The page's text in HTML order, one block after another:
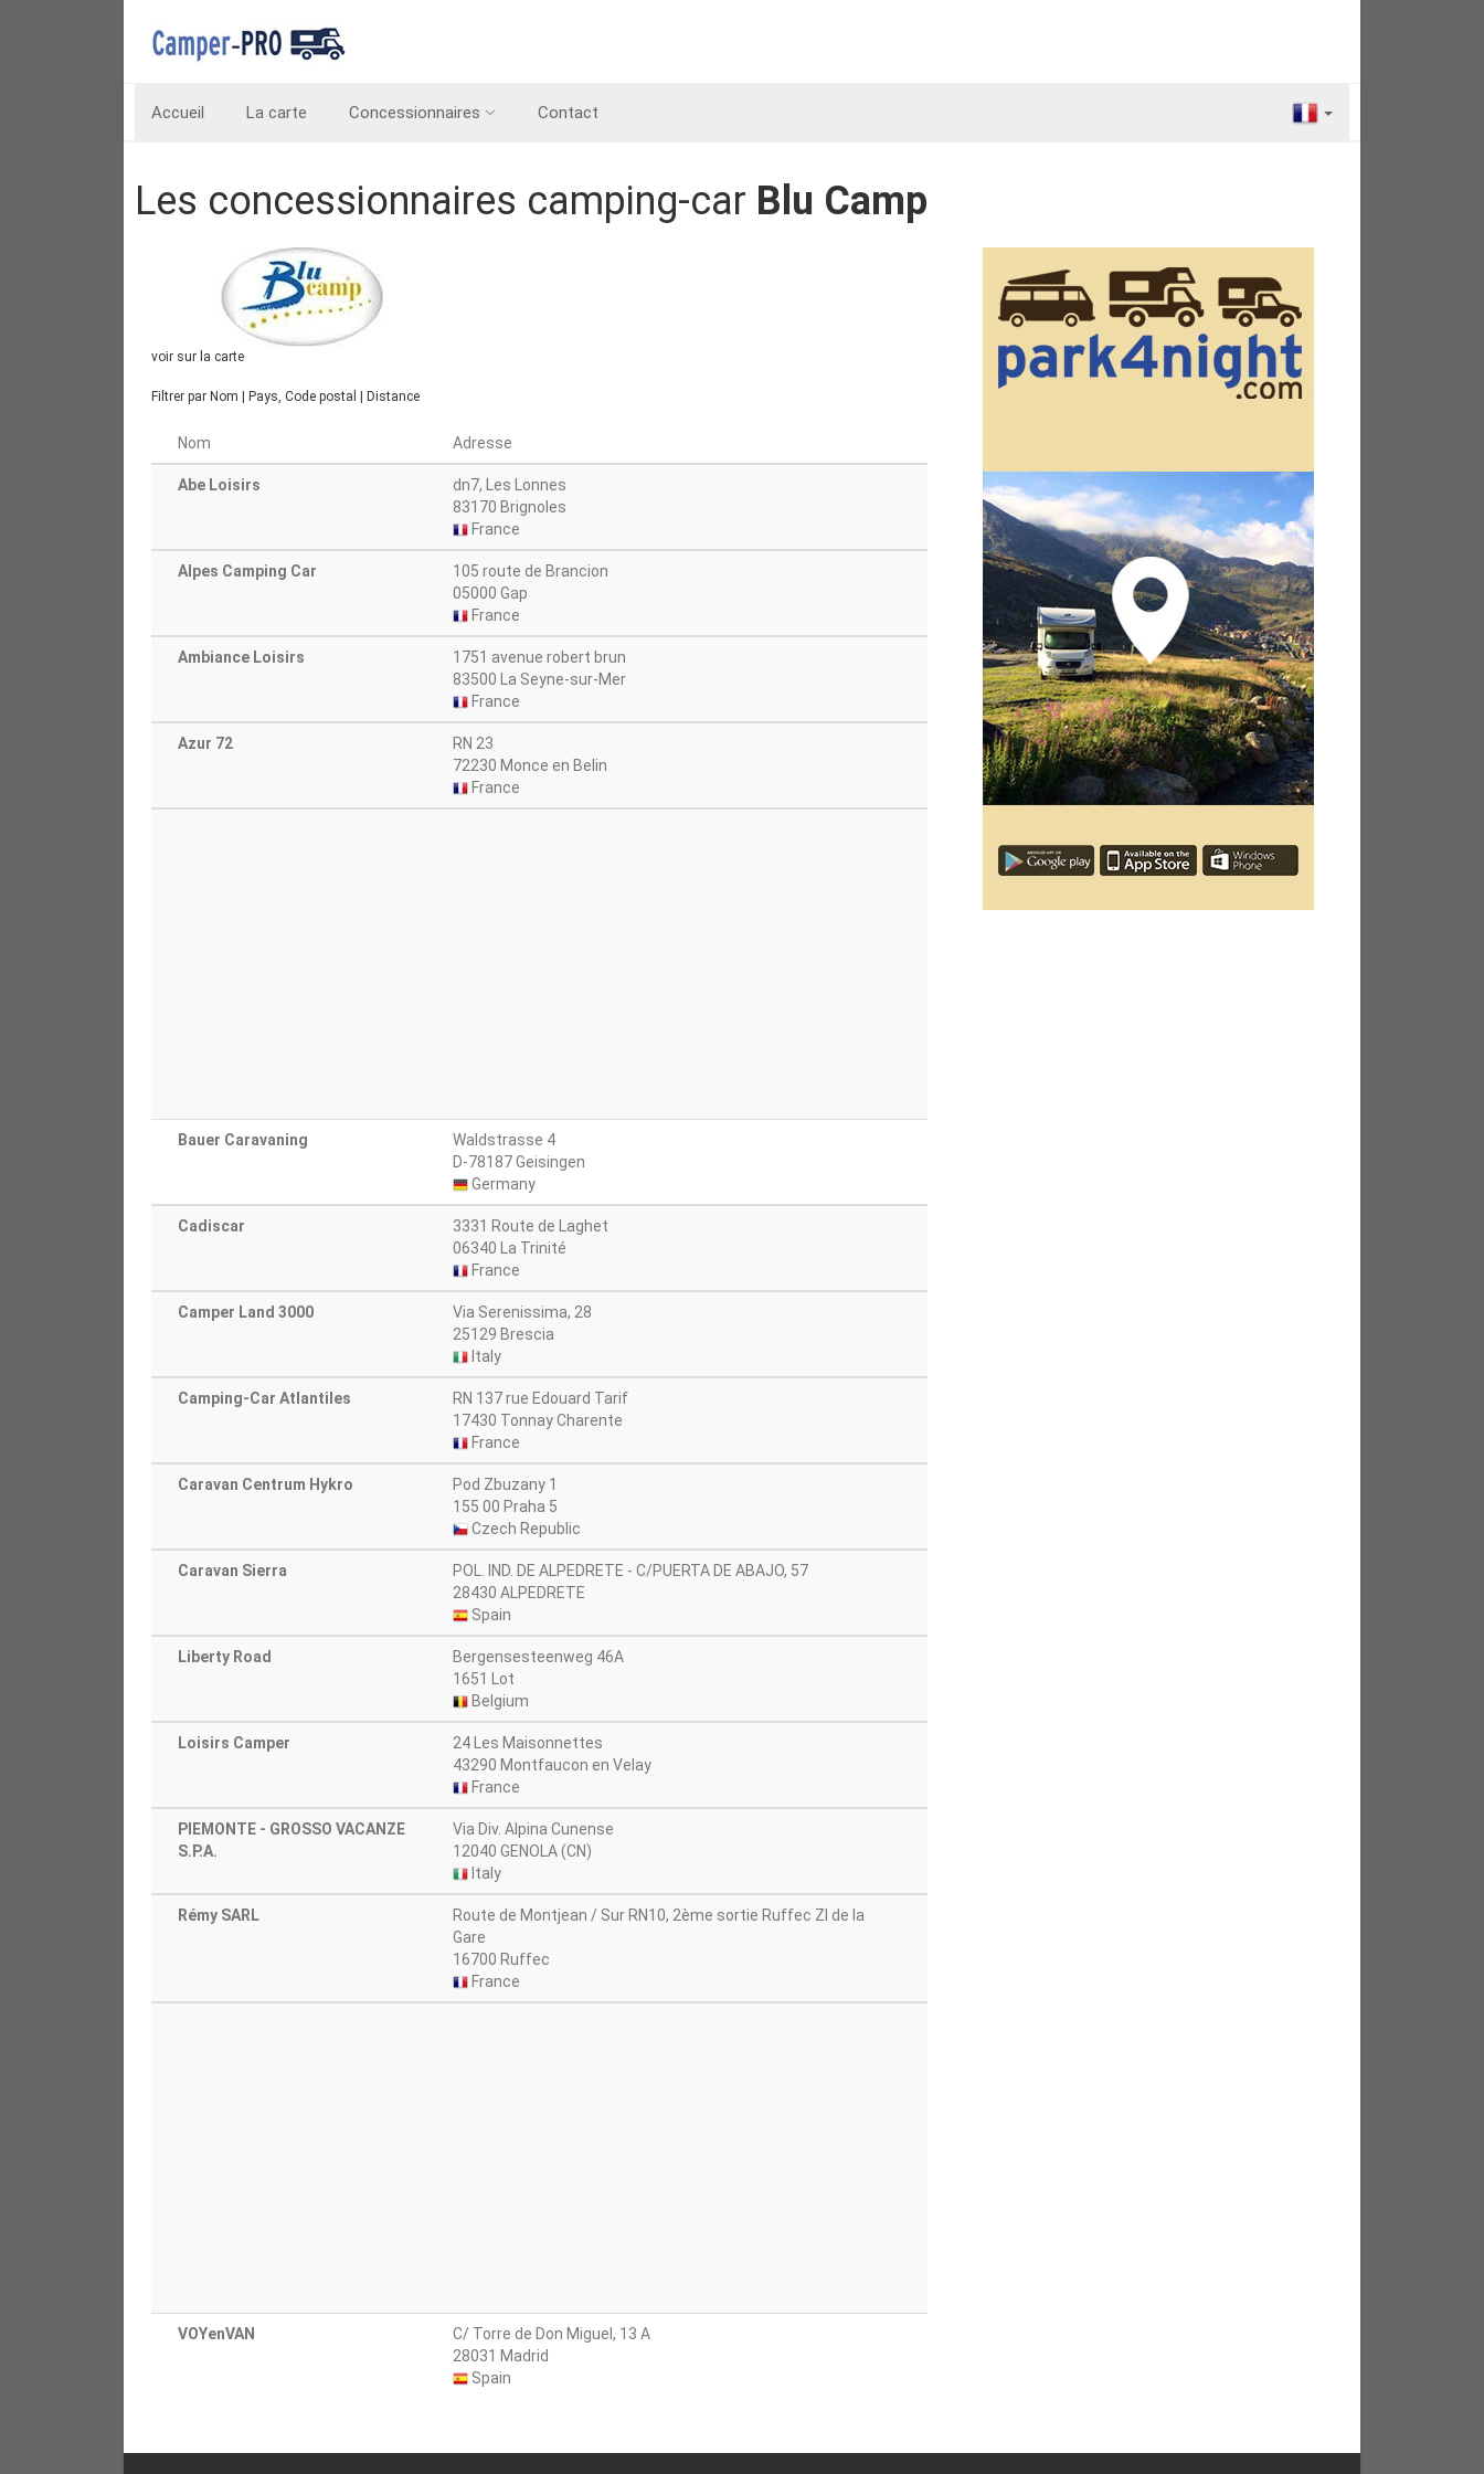
Accueil La carte Concessionnaires Contact
Les concessionnaires camping-car Blu Camp
voir sur la carte
Filtrer par Nom Pays, Code postal Distance
Nom Adresse
Abe Loisirs
dn7, Les Lonnes
83170 Brignoles
France
Alpes Camping Car
105 route de Brancion
05000 Gap
France
Ambiance Loisirs
1751 avenue robert brun
83500 La Seyne-sur-Mer
France
Azur 72
RN 23
72230 Monce en Belin
France
Bauer Caravaning
Waldstrasse 4
D-78187 Geisingen
Germany
Cadiscar
3331 Route de Laghet
06340 La Trinité
France
Camper Land 3000
Via Serenissima, 28
25129 Brescia
Italy
Camping-Car Atlantiles
RN 137 rue Edouard Tarif
17430 Tonnay Charente
France
Caravan Centrum Hykro
Pod Zbuzany 1
155 00 Praha 5
Czech Republic
Caravan Sierra
POL. IND. DE ALPEDRETE - C/PUERTA DE ABAJO, 57
28430 ALPEDRETE
Spain
Liberty Road
Bergensesteenweg 46A
1651 Lot
Belgium
Loisirs Camper
24 Les Maisonnettes
43290 Montfaucon en Velay
France
PIEMONTE - GROSSO VACANZE
S.P.A.
Via Div. Alpina Cunense
12040 GENOLA (CN)
Italy
Rémy SARL
Route de Montjean / Sur RN10, 2ème sortie Ruffec ZI de la
Gare
16700 Ruffec
France
VOYenVAN
C/ Torre de Don Miguel, 13 A
28031 Madrid
Spain